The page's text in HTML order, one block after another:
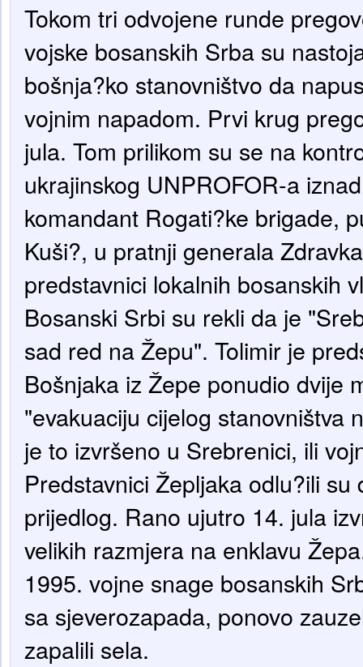
Tokom tri odvojene runde
vojske bosanskih Srba su
bošnja?ko stanovništvo da
vojnim napadom. Prvi krug
jula. Tom prilikom su se na
ukrajinskog UNPROFOR-a
komandant Rogati?ke brigade,
Kuši?, u pratnji generala
predstavnici lokalnih bosanskih
Bosanski Srbi su rekli da je
sad red na Žepu". Tolimir je
Bošnjaka iz Žepe ponudio dvije
"evakuaciju cijelog stanovništva
je to izvršeno u Srebrenici, ili
Predstavnici Žepljaka odlu?ili su
prijedlog. Rano ujutro 14. jula
velikih razmjera na enklavu
1995. vojne snage bosanskih
sa sjeverozapada, ponovo
zapalili sela.